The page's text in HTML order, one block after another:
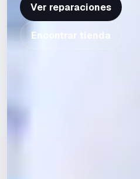
Ver reparaciones
Encontrar tienda